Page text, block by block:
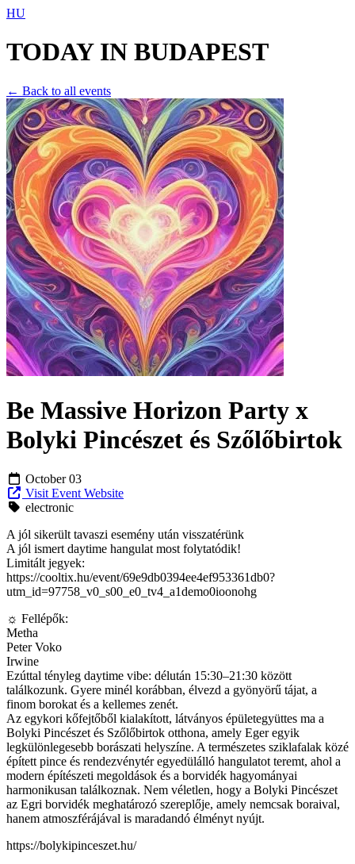
HU
TODAY IN BUDAPEST
← Back to all events
Be Massive Horizon Party x
Bolyki Pincészet és Szőlőbirtok
October 03
Visit Event Website
electronic
A jól sikerült tavaszi esemény után visszatérünk
A jól ismert daytime hangulat most folytatódik!
Limitált jegyek:
https://cooltix.hu/event/69e9db0394ee4ef953361db0?
utm_id=97758_v0_s00_e0_tv4_a1demo0ioonohg
☼ Fellépők:
Metha
Peter Voko
Irwine
Ezúttal tényleg daytime vibe: délután 15:30–21:30 között
találkozunk. Gyere minél korábban, élvezd a gyönyörű tájat, a
finom borokat és a kellemes zenét.
Az egykori kőfejtőből kialakított, látványos épületegyüttes ma a
Bolyki Pincészet és Szőlőbirtok otthona, amely Eger egyik
legkülönlegesebb borászati helyszíne. A természetes sziklafalak közé
épített pince és rendezvénytér egyedülálló hangulatot teremt, ahol a
modern építészeti megoldások és a borvidék hagyományai
harmonikusan találkoznak. Nem véletlen, hogy a Bolyki Pincészet
az Egri borvidék meghatározó szereplője, amely nemcsak boraival,
hanem atmoszférájával is maradandó élményt nyújt.
https://bolykipinceszet.hu/